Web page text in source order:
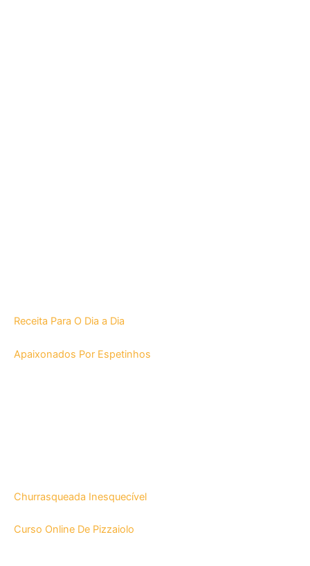
Receita Para O Dia a Dia
Apaixonados Por Espetinhos
Churrasqueada Inesquecível
Curso Online De Pizzaiolo